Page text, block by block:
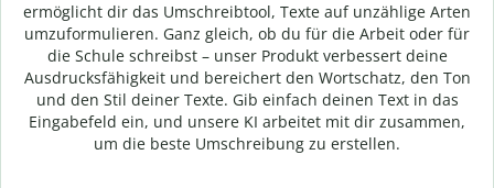
ermöglicht dir das Umschreibtool, Texte auf unzählige Arten
umzuformulieren. Ganz gleich, ob du für die Arbeit oder für
die Schule schreibst – unser Produkt verbessert deine
Ausdrucksfähigkeit und bereichert den Wortschatz, den Ton
und den Stil deiner Texte. Gib einfach deinen Text in das
Eingabefeld ein, und unsere KI arbeitet mit dir zusammen,
um die beste Umschreibung zu erstellen.